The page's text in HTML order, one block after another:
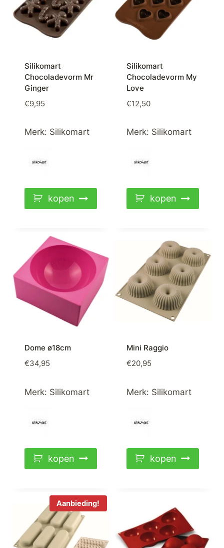
Silikomart
Chocoladevorm Mr
Ginger
€9,95
Merk: Silikomart
kopen
Silikomart
Chocoladevorm My
Love
€12,50
Merk: Silikomart
kopen
Dome ø18cm
€34,95
Merk: Silikomart
kopen
Mini Raggio
€20,95
Merk: Silikomart
kopen
Aanbieding!